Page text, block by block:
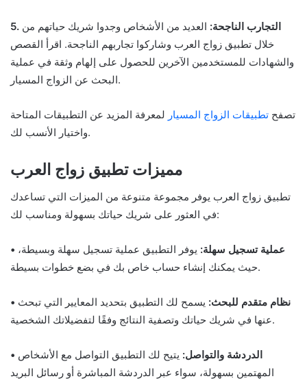
5. التجارب الناجحة: العديد من الأشخاص وجدوا شريك حياتهم من
خلال تطبيق زواج العرب وشاركوا تجاربهم الناجحة. اقرأ القصص
والشهادات للمستخدمين الآخرين للحصول على إلهام وثقة في عملية
البحث عن الزواج المسيار.
تصفح تطبيقات الزواج المسيار لمعرفة المزيد عن التطبيقات المتاحة
واختيار الأنسب لك.
مميزات تطبيق زواج العرب
تطبيق زواج العرب يوفر مجموعة متنوعة من الميزات التي تساعدك
في العثور على شريك حياتك بسهولة ومناسب لك:
• عملية تسجيل سهلة: يوفر التطبيق عملية تسجيل سهلة وبسيطة،
حيث يمكنك إنشاء حساب خاص بك في بضع خطوات بسيطة.
• نظام متقدم للبحث: يسمح لك التطبيق بتحديد المعايير التي تبحث
عنها في شريك حياتك وتصفية النتائج وفقًا لتفضيلاتك الشخصية.
• الدردشة والتواصل: يتيح لك التطبيق التواصل مع الأشخاص
المهتمين بسهولة، سواء عبر الدردشة المباشرة أو رسائل البريد